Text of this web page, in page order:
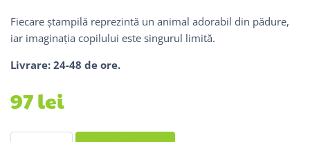
Fiecare ștampilă reprezintă un animal adorabil din pădure,
iar imaginația copilului este singurul limită.
Livrare: 24-48 de ore.
97lei